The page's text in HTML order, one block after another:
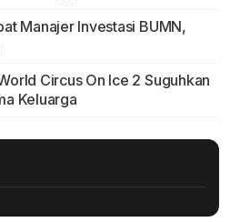
Manajer Investasi BUMN,
Circus On Ice 2 Suguhkan
Keluarga